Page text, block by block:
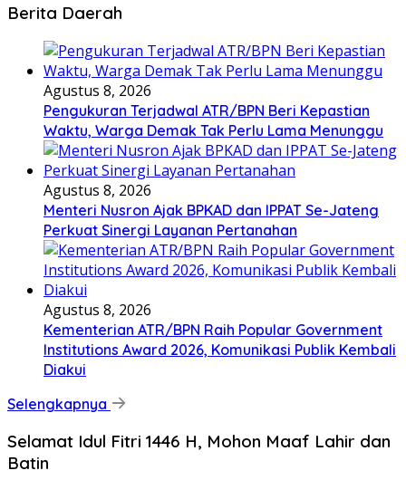
Berita Daerah
Agustus 8, 2026
Pengukuran Terjadwal ATR/BPN Beri Kepastian
Waktu, Warga Demak Tak Perlu Lama Menunggu
Agustus 8, 2026
Menteri Nusron Ajak BPKAD dan IPPAT Se-Jateng
Perkuat Sinergi Layanan Pertanahan
Agustus 8, 2026
Kementerian ATR/BPN Raih Popular Government
Institutions Award 2026, Komunikasi Publik Kembali
Diakui
Selengkapnya
Selamat Idul Fitri 1446 H, Mohon Maaf Lahir dan
Batin